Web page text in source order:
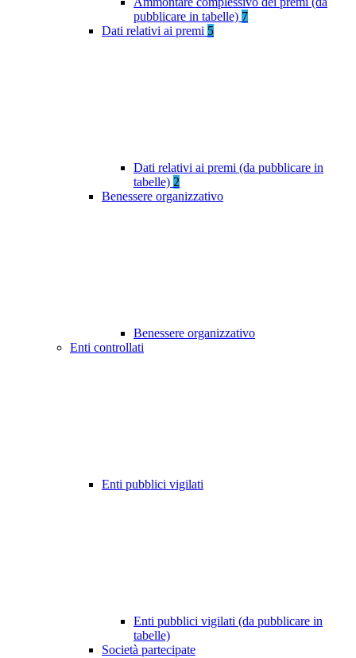
pubblicare in tabelle) 7
Dati relativi ai premi 5
Dati relativi ai premi (da pubblicare in
tabelle) 2
Benessere organizzativo
Benessere organizzativo
Enti controllati
Enti pubblici vigilati
Enti pubblici vigilati (da pubblicare in
tabelle)
Società partecipate